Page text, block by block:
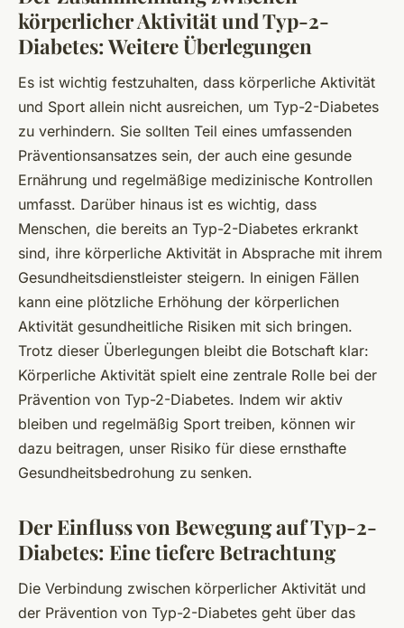
körperlicher Aktivität und Typ-2-
Diabetes: Weitere Überlegungen
Es ist wichtig festzuhalten, dass körperliche Aktivität
und Sport allein nicht ausreichen, um Typ-2-Diabetes
zu verhindern. Sie sollten Teil eines umfassenden
Präventionsansatzes sein, der auch eine gesunde
Ernährung und regelmäßige medizinische Kontrollen
umfasst. Darüber hinaus ist es wichtig, dass
Menschen, die bereits an Typ-2-Diabetes erkrankt
sind, ihre körperliche Aktivität in Absprache mit ihrem
Gesundheitsdienstleister steigern. In einigen Fällen
kann eine plötzliche Erhöhung der körperlichen
Aktivität gesundheitliche Risiken mit sich bringen.
Trotz dieser Überlegungen bleibt die Botschaft klar:
Körperliche Aktivität spielt eine zentrale Rolle bei der
Prävention von Typ-2-Diabetes. Indem wir aktiv
bleiben und regelmäßig Sport treiben, können wir
dazu beitragen, unser Risiko für diese ernsthafte
Gesundheitsbedrohung zu senken.
Der Einfluss von Bewegung auf Typ-2-
Diabetes: Eine tiefere Betrachtung
Die Verbindung zwischen körperlicher Aktivität und
der Prävention von Typ-2-Diabetes geht über das